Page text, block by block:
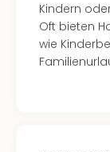
Kindern
Oft bieten
wie